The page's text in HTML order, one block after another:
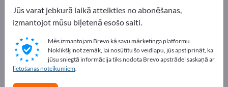
Barjeru tehnoloģija
Barjeras / Slīdragi
Reklāmējieties bez maksas
Exportpages!
Pieprasījumi – Piedāvājumi – Lietotas preces – Biznesa
Jūs varat jebkurā laikā atteikties no abonēšanas,
izmantojot mūsu biļetenā esošo saiti.
Mēs izmantojam Brevo kā savu mārketinga platformu.
Noklikšķinot zemāk, lai nosūtītu šo veidlapu, jūs apstiprināt, ka
jūsu sniegtā informācija tiks nodota Brevo apstrādei saskaņā ar
lietošanas noteikumiem.